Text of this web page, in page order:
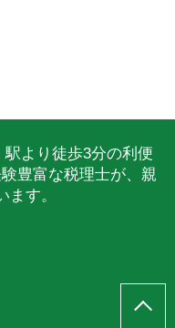
より徒歩3分の利便
豊富な税理士が、親
す。